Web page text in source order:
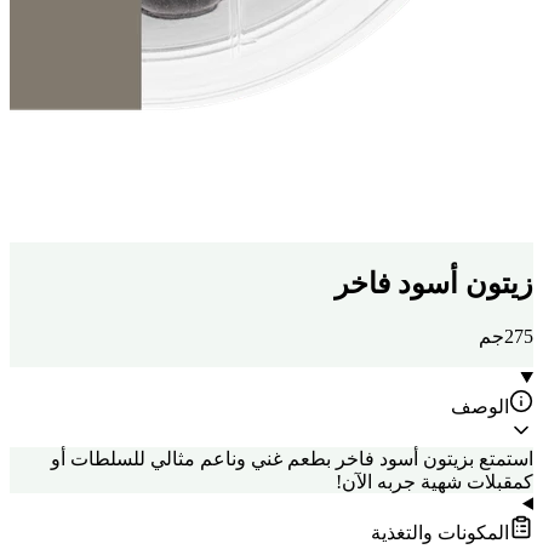
زيتون أسود فاخر
275جم
الوصف
استمتع بزيتون أسود فاخر بطعم غني وناعم مثالي للسلطات أو
كمقبلات شهية جربه الآن!
المكونات والتغذية